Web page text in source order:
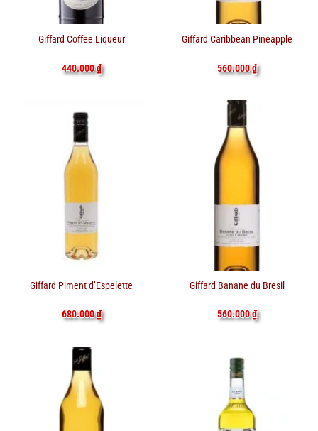
Giffard Coffee Liqueur
440.000₫
Giffard Caribbean Pineapple
560.000₫
Giffard Piment d’Espelette
680.000₫
Giffard Banane du Bresil
560.000₫